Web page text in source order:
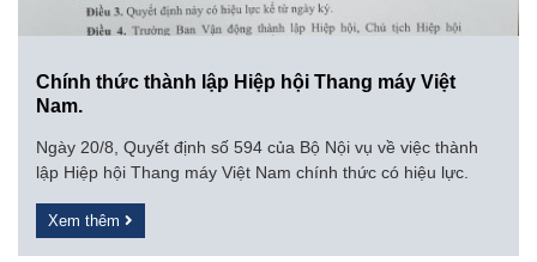
Chính thức thành lập Hiệp hội Thang máy Việt
Nam.
Ngày 20/8, Quyết định số 594 của Bộ Nội vụ về việc thành
lập Hiệp hội Thang máy Việt Nam chính thức có hiệu lực.
Xem thêm